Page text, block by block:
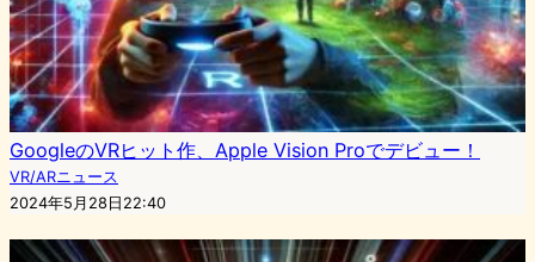
GoogleのVRヒット作、Apple Vision Proでデビュー！
VR/ARニュース
2024年5月28日22:40